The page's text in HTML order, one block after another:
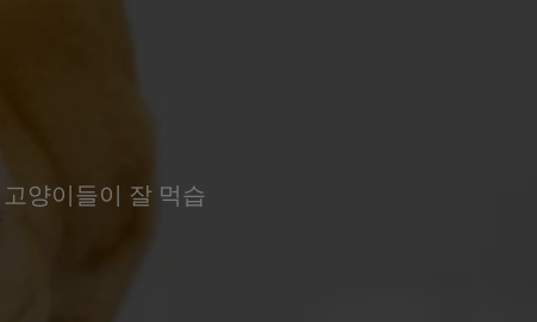
양이들이 잘 먹습